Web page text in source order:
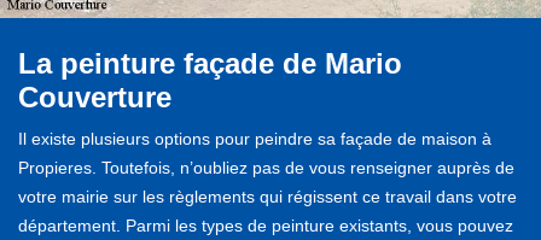
La peinture façade de Mario
Couverture
Il existe plusieurs options pour peindre sa façade de maison à
Propieres. Toutefois, n’oubliez pas de vous renseigner auprès de
votre mairie sur les règlements qui régissent ce travail dans votre
département. Parmi les types de peinture existants, vous pouvez